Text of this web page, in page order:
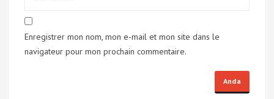
Enregistrer mon nom, mon e-mail et mon site dans le
navigateur pour mon prochain commentaire.